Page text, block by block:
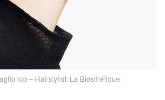
lop – Hairstylist: La Biosthétique